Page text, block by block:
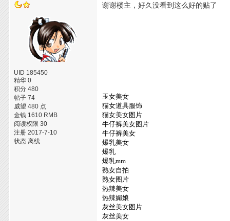
UID 185450
精华 0
积分 480
帖子 74
威望 480 点
金钱 1610 RMB
阅读权限 30
注册 2017-7-10
状态 离线
谢谢楼主，好久没看到这么好的贴了
玉女美女
猫女道具服饰
猫女美女图片
牛仔裤美女图片
牛仔裤美女
爆乳美女
爆乳
爆乳mm
熟女自拍
熟女图片
热辣美女
热辣媚娘
灰丝美女图片
灰丝美女